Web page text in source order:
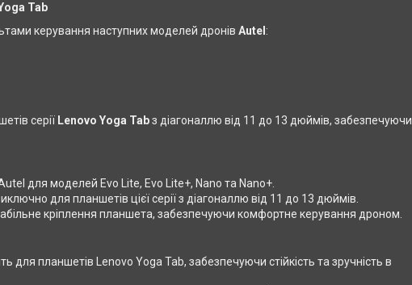
Tab
керування наступних моделей дронів Autel :
серії Lenovo Yoga Tabз діагоналлю від 11 до 13 дюймів, забезпечуючи
для моделей Evo Lite, Evo Lite+, Nano та Nano+.
для планшетів цієї серії з діагоналлю від 11 до 13 дюймів.
кріплення планшета, забезпечуючи комфортне керування дроном.
для планшетів Lenovo Yoga Tab, забезпечуючи стійкість та зручність в